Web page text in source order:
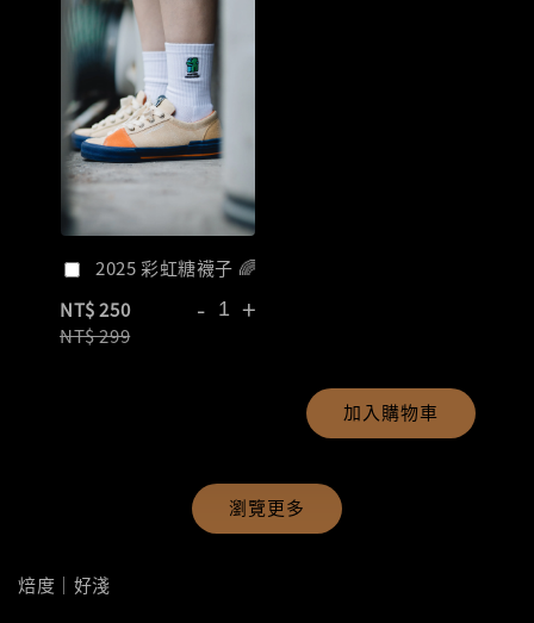
2025 彩虹糖襪子 🌈
NT$ 250
NT$ 299
- +
加入購物車
瀏覽更多
焙度｜好淺